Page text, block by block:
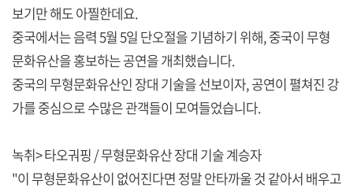
보기만 해도 아찔한데요.
중국에서는 음력 5월 5일 단오절을 기념하기 위해, 중국이 무형
문화유산을 홍보하는 공연을 개최했습니다.
중국의 무형문화유산인 장대 기술을 선보이자, 공연이 펼쳐진 강
가를 중심으로 수많은 관객들이 모여들었습니다.
녹취> 타오궈핑 / 무형문화유산 장대 기술 계승자
"이 무형문화유산이 없어진다면 정말 안타까울 것 같아서 배우고